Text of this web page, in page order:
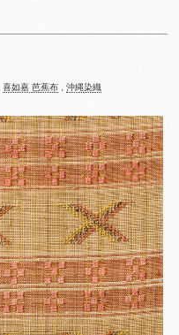
喜如嘉 芭蕉布, 沖縄染織